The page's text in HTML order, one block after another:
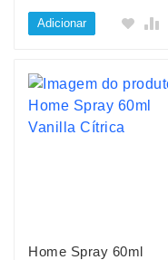
Adicionar
Home Spray 60ml